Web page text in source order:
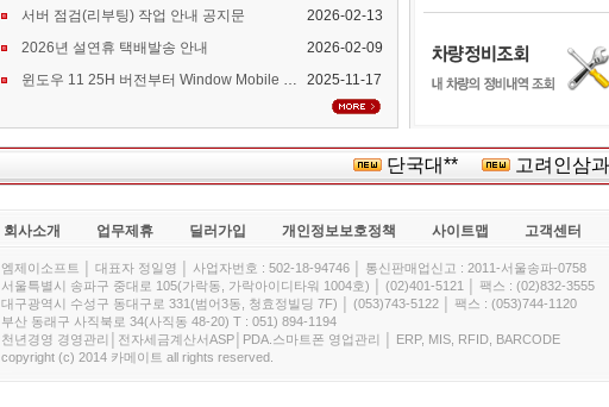
서버 점검(리부팅) 작업 안내 공지문
2026-02-13
2026년 설연휴 택배발송 안내
2026-02-09
윈도우 11 25H 버전부터 Window Mobile Device Center 지원 중단 안내
2025-11-17
단국대** 고려인삼과
회사소개 업무제휴 딜러가입 개인정보보호정책 사이트맵 고객센터
엠제이소프트 │ 대표자 정일영 │ 사업자번호 : 502-18-94746 │ 통신판매업신고 : 2011-서울송파-0758
서울특별시 송파구 중대로 105(가락동, 가락아이디타워 1004호) │ (02)401-5121 │ 팩스 : (02)832-3555
대구광역시 수성구 동대구로 331(범어3동, 청효정빌딩 7F) │ (053)743-5122 │ 팩스 : (053)744-1120
부산 동래구 사직북로 34(사직동 48-20) T : 051) 894-1194
천년경영 경영관리│전자세금계산서ASP│PDA.스마트폰 영업관리 │ ERP, MIS, RFID, BARCODE
copyright (c) 2014 카메이트 all rights reserved.